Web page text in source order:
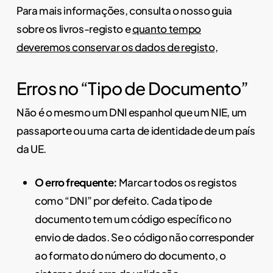
Para mais informações, consulta o nosso guia
sobre os livros-registo equanto tempo
deveremos conservar os dados de registo,
Erros no “Tipo de Documento”
Não é o mesmo um DNI espanhol que um NIE, um
passaporte ou uma carta de identidade de um país
da UE.
O erro frequente: Marcar todos os registos
como “DNI” por defeito. Cada tipo de
documento tem um código específico no
envio de dados. Se o código não corresponder
ao formato do número do documento, o